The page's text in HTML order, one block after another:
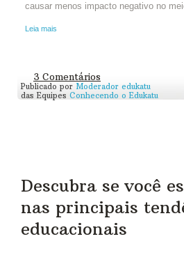
causar menos impacto negativo no
Leia mais
3 Comentários
Publicado por Moderador edukatu
das Equipes Conhecendo o Edukatu
Descubra se você
nas principais
educacionais